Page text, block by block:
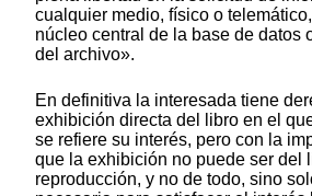
cualquier medio, físico o
núcleo central de la base de datos
del archivo».
En definitiva la interesada tiene
exhibición directa del libro en el
se refiere su interés, pero con la
que la exhibición no puede ser del
reproducción, y no de todo, sino